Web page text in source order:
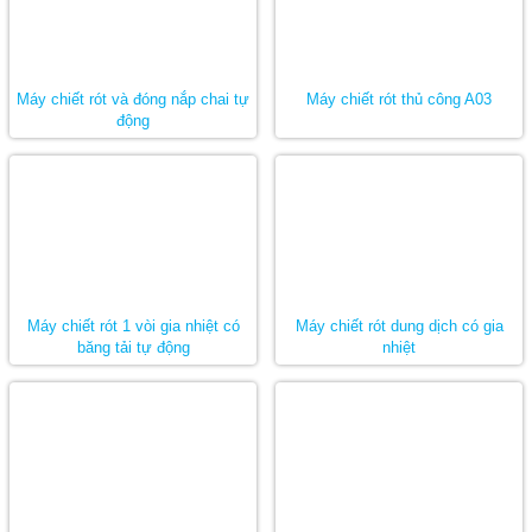
Máy chiết rót và đóng nắp chai tự
động
Máy chiết rót thủ công A03
Máy chiết rót 1 vòi gia nhiệt có
băng tải tự động
Máy chiết rót dung dịch có gia
nhiệt